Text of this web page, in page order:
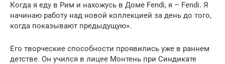
Когда я еду в Рим и нахожусь в Доме Fendi, я – Fendi. Я
начинаю работу над новой коллекцией за день до того,
когда показывают предыдущую».
Его творческие способности проявились уже в раннем
детстве. Он учился в лицее Монтень при Синдикате